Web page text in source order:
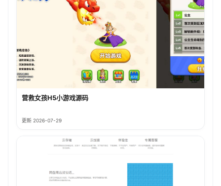
营救女孩H5小游戏源码
更新 2026-07-29